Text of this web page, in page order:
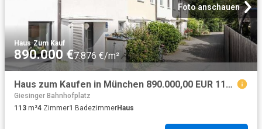
Foto anschauen
Haus·Zum Kauf
890.000 €7.876 €/m²
Haus zum Kaufen in München 890.000,00 EUR 113.49 m²
Giesinger Bahnhofplatz
113 m²4 Zimmer1 BadezimmerHaus